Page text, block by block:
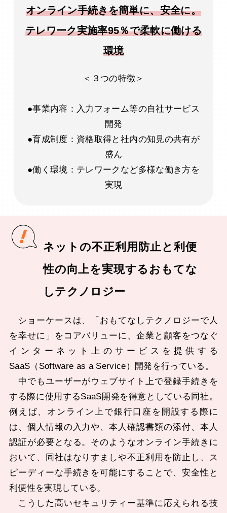
オンライン手続きを簡単に、安全に。
テレワーク実施率95％で柔軟に働ける
環境
＜３つの特徴＞
●事業内容：入力フォーム等の自社サービス
開発
●育成制度：資格取得と社内の知見の共有が
盛ん
●働く環境：テレワークなど多様な働き方を
実現
ネットの不正利用防止と利便
性の向上を実現するおもてな
しテクノロジー
ショーケースは、「おもてなしテクノロジーで人
を幸せに」をコアバリューに、企業と顧客をつなぐ
インターネット上のサービスを提供する
SaaS（Software as a Service）開発を行っている。
中でもユーザーがウェブサイト上で登録手続きを
する際に使用するSaaS開発を得意としている同社。
例えば、オンライン上で銀行口座を開設する際に
は、個人情報の入力や、本人確認書類の添付、本人
認証が必要となる。そのようなオンライン手続きに
おいて、同社はなりすましや不正利用を防止し、ス
ピーディーな手続きを可能にすることで、安全性と
利便性を実現している。
こうした高いセキュリティー基準に応えられる技